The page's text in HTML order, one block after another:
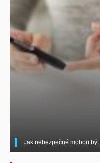
Jak nebezpečné mohou